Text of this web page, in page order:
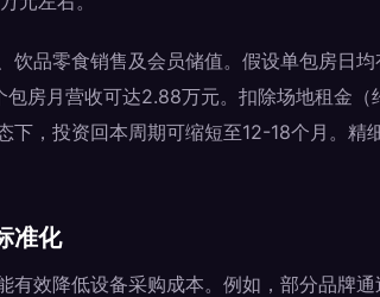
饮品零食销售及会员储值。假设单包房日
房月营收可达2.88万元。扣除场地租金（
下，投资回本周期可缩短至12-18个月。精
准化
有效降低设备采购成本。例如，部分品牌